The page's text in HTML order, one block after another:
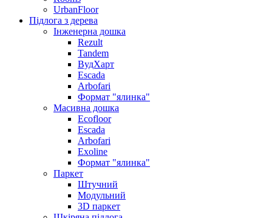
UrbanFloor
Підлога з дерева
Інженерна дошка
Rezult
Tandem
ВудХарт
Escada
Arbofari
Формат "ялинка"
Масивна дошка
Ecofloor
Escada
Arbofari
Exoline
Формат "ялинка"
Паркет
Штучний
Модульний
3D паркет